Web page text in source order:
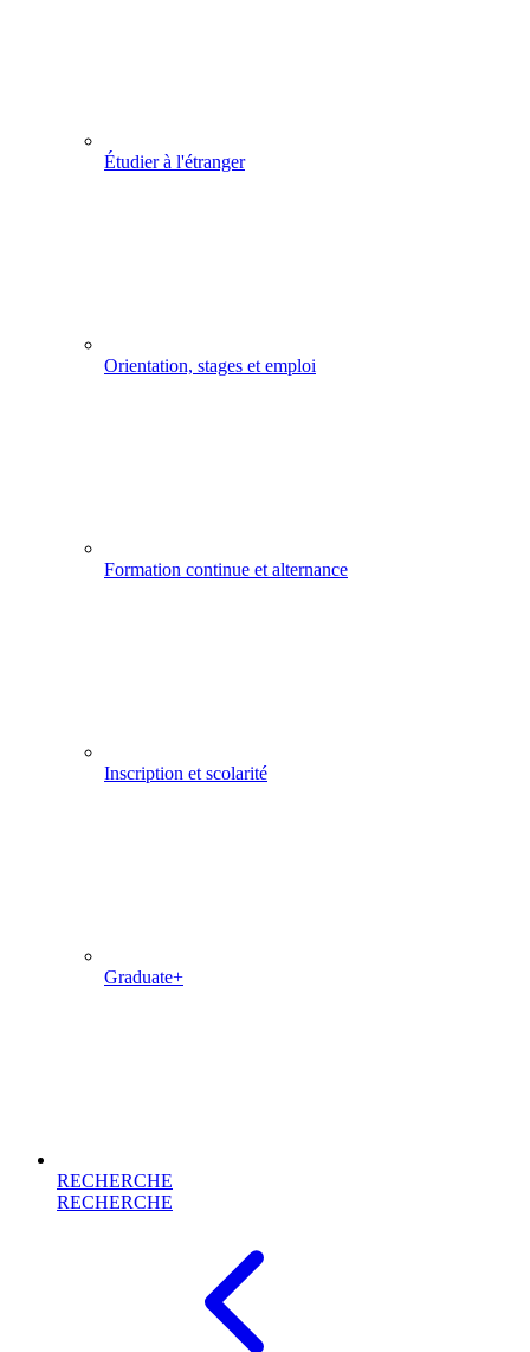
Étudier à l'étranger
Orientation, stages et emploi
Formation continue et alternance
Inscription et scolarité
Graduate+
RECHERCHE
RECHERCHE